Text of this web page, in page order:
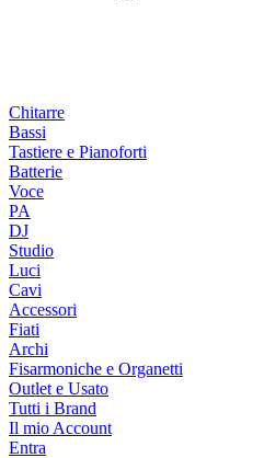
Chitarre
Bassi
Tastiere e Pianoforti
Batterie
Voce
PA
DJ
Studio
Luci
Cavi
Accessori
Fiati
Archi
Fisarmoniche e Organetti
Outlet e Usato
Tutti i Brand
Il mio Account
Entra